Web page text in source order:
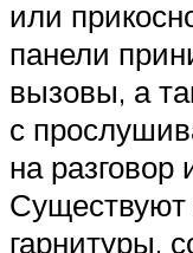
или
панели
вызовы, а
с
на разговор
гарнитуры,